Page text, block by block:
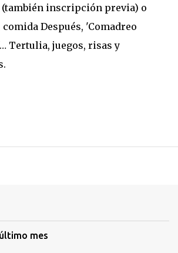
(también inscripción previa) o
Después, 'Comadreo
Tertulia, juegos, risas y
mes